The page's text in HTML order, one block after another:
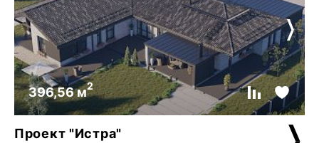
396,56 м2
Проект "Истра"